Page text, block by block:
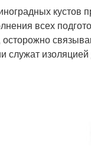
кустов
всех
осторожно
изоляцией